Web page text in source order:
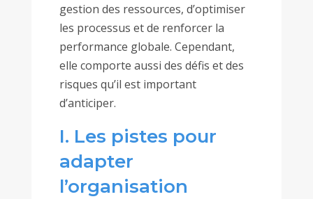
gestion des ressources, d’optimiser
les processus et de renforcer la
performance globale. Cependant,
elle comporte aussi des défis et des
risques qu’il est important
d’anticiper.
I. Les pistes pour
adapter
l’organisation